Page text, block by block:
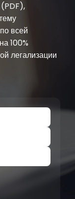
всей
100%
легализации